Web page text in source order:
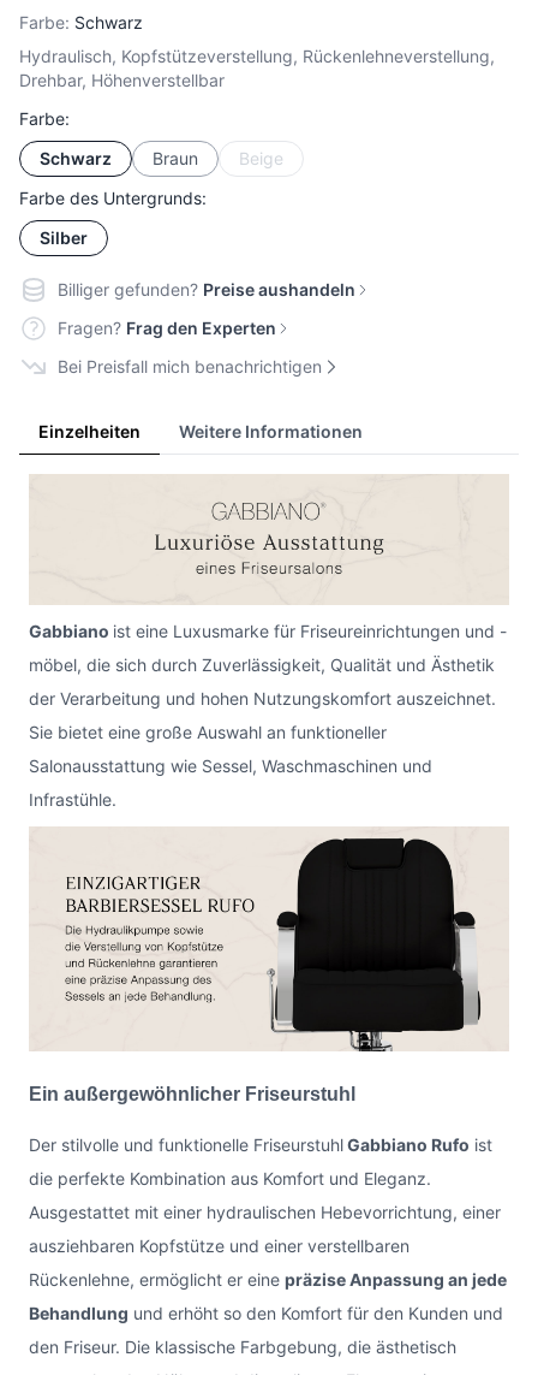
Farbe: Schwarz
Hydraulisch, Kopfstützeverstellung, Rückenlehneverstellung,
Drehbar, Höhenverstellbar
Farbe:
Schwarz
Braun
Beige
Farbe des Untergrunds:
Silber
Billiger gefunden? Preise aushandeln
Fragen? Frag den Experten
Bei Preisfall mich benachrichtigen
Einzelheiten Weitere Informationen
Gabbiano ist eine Luxusmarke für Friseureinrichtungen und -
möbel, die sich durch Zuverlässigkeit, Qualität und Ästhetik
der Verarbeitung und hohen Nutzungskomfort auszeichnet.
Sie bietet eine große Auswahl an funktioneller
Salonausstattung wie Sessel, Waschmaschinen und
Infrastühle.
Ein außergewöhnlicher Friseurstuhl
Der stilvolle und funktionelle FriseurstuhlGabbiano Rufo ist
die perfekte Kombination aus Komfort und Eleganz.
Ausgestattet mit einer hydraulischen Hebevorrichtung, einer
ausziehbaren Kopfstütze und einer verstellbaren
Rückenlehne, ermöglicht er eine präzise Anpassung an jede
Behandlung und erhöht so den Komfort für den Kunden und
den Friseur. Die klassische Farbgebung, die ästhetisch